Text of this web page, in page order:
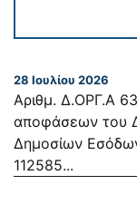
28 Ιουλίου 2026
Αριθμ. Δ.ΟΡΓ.Α
αποφάσεων του
Δημοσίων
112585...